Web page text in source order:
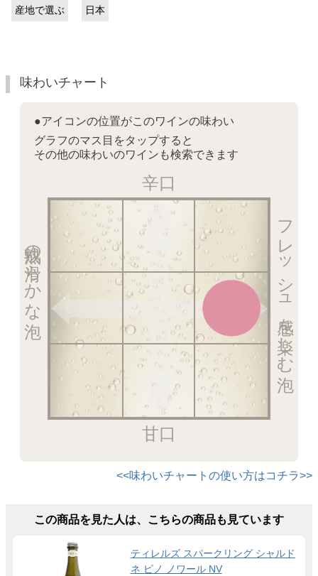
産地で選ぶ 日本
味わいチャート
●アイコンの位置がこのワインの味わい
グラフのマス目をタップすると
その他の味わいのワインも検索できます
辛口
フレッシュ感を楽しむ泡
甘口
熟成の滑らかな泡
<<味わいチャートの使い方はコチラ>>
この商品を見た人は、こちらの商品も見ています
ティレルズ スパークリング シャルド
ネ ピノ ノワール NV